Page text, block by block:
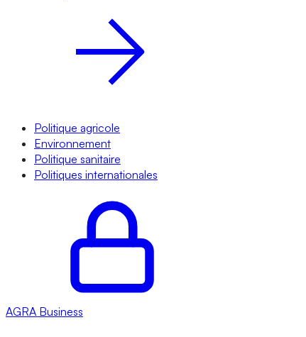
Politique agricole
Environnement
Politique sanitaire
Politiques internationales
AGRA Business